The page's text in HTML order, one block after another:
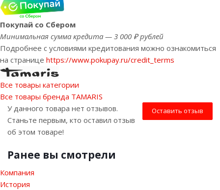
Покупай со Сбером
Минимальная сумма кредита — 3 000 ₽ рублей
Подробнее с условиями кредитования можно ознакомиться
на странице https://www.pokupay.ru/credit_terms
Все товары категории
Все товары бренда TAMARIS
Оставить отзыв
У данного товара нет отзывов.
Станьте первым, кто оставил отзыв
об этом товаре!
Ранее вы смотрели
Компания
История